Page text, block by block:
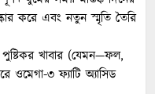
করে এবং নতুন স্মৃতি তৈরি
পুষ্টিকর খাবার (যেমন—ফল,
ওমেগা-৩ ফ্যাটি অ্যাসিড